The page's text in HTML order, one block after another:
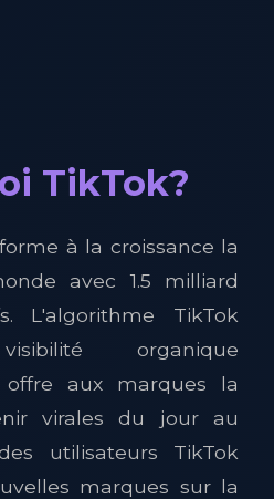
TikTok?
à la croissance la
avec 1.5 milliard
L'algorithme TikTok
organique
offre aux marques la
virales du jour au
utilisateurs TikTok
marques sur la